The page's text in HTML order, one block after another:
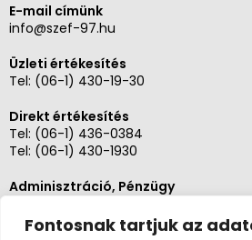
Fontosnak tartjuk az
E-mail címünk
info@szef-97.hu
Üzleti értékesítés
Tel: (06-1) 430-19-30
Direkt értékesítés
Tel: (06-1) 436-0384
Tel: (06-1) 430-1930
Adminisztráció, Pénzügy